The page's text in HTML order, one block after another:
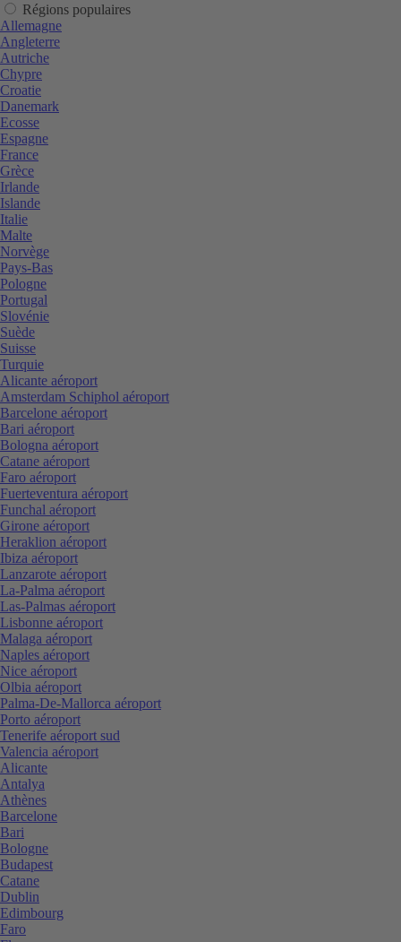
Régions populaires
Allemagne
Angleterre
Autriche
Chypre
Croatie
Danemark
Ecosse
Espagne
France
Grèce
Irlande
Islande
Italie
Malte
Norvège
Pays-Bas
Pologne
Portugal
Slovénie
Suède
Suisse
Turquie
Alicante aéroport
Amsterdam Schiphol aéroport
Barcelone aéroport
Bari aéroport
Bologna aéroport
Catane aéroport
Faro aéroport
Fuerteventura aéroport
Funchal aéroport
Girone aéroport
Heraklion aéroport
Ibiza aéroport
Lanzarote aéroport
La-Palma aéroport
Las-Palmas aéroport
Lisbonne aéroport
Malaga aéroport
Naples aéroport
Nice aéroport
Olbia aéroport
Palma-De-Mallorca aéroport
Porto aéroport
Tenerife aéroport sud
Valencia aéroport
Alicante
Antalya
Athènes
Barcelone
Bari
Bologne
Budapest
Catane
Dublin
Edimbourg
Faro